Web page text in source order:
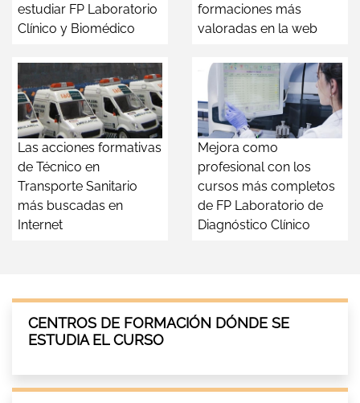
estudiar FP Laboratorio
Clínico y Biomédico
formaciones más
valoradas en la web
Las acciones formativas
de Técnico en
Transporte Sanitario
más buscadas en
Internet
Mejora como
profesional con los
cursos más completos
de FP Laboratorio de
Diagnóstico Clínico
CENTROS DE FORMACIÓN DÓNDE SE
ESTUDIA EL CURSO